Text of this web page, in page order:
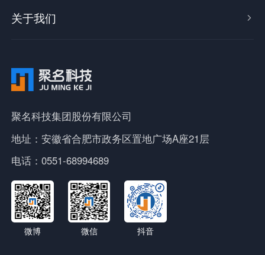
关于我们 
聚名科技集团股份有限公司
地址：安徽省合肥市政务区置地广场A座21层
电话：0551-68994689
微博 微信 抖音